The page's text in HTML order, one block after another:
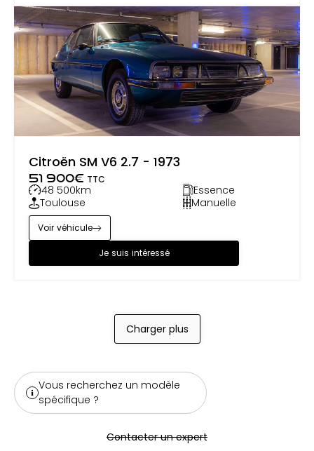
Citroën SM V6 2.7 - 1973
51 900€ TTC
48 500km
Essence
Toulouse
Manuelle
Je suis intéressé
Voir véhicule
Charger plus
Vous recherchez un modèle
spécifique ?
Contacter un expert